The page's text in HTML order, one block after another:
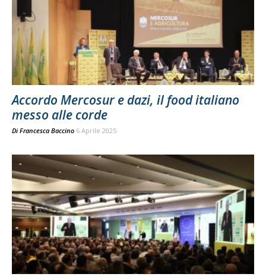
Accordo Mercosur e dazi, il food italiano
messo alle corde
Di Francesca Baccino 6 Aprile 2025